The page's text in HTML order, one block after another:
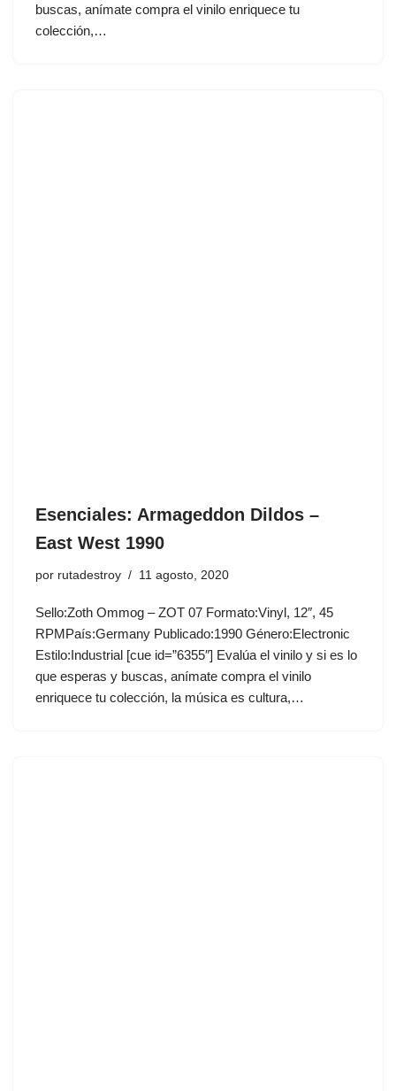
buscas, anímate compra el vinilo enriquece tu
colección,…
Esenciales: Armageddon Dildos ‎–
East West 1990
por rutadestroy 11 agosto, 2020
Sello:Zoth Ommog ‎– ZOT 07 Formato:Vinyl, 12″, 45
RPMPaís:Germany Publicado:1990 Género:Electronic
Estilo:Industrial [cue id=”6355″] Evalúa el vinilo y si es lo
que esperas y buscas, anímate compra el vinilo
enriquece tu colección, la música es cultura,…